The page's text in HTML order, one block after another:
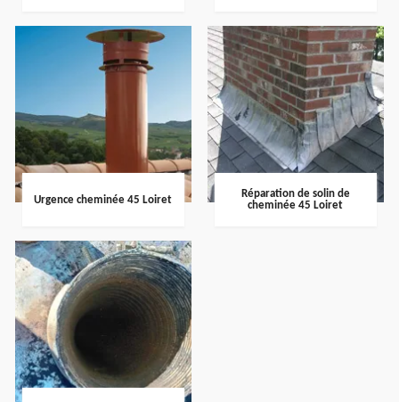
Urgence cheminée 45 Loiret
Réparation de solin de
cheminée 45 Loiret